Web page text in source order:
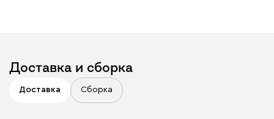
Доставка и сборка
Доставка Сборка